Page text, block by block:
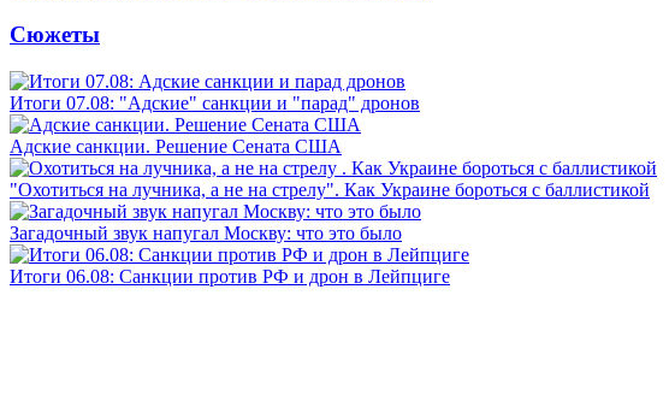
Сюжеты
Итоги 07.08: "Адские" санкции и "парад" дронов
Адские санкции. Решение Сената США
"Охотиться на лучника, а не на стрелу". Как Украине бороться с баллистикой
Загадочный звук напугал Москву: что это было
Итоги 06.08: Санкции против РФ и дрон в Лейпциге